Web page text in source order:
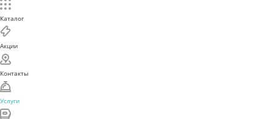
Каталог
Акции
Контакты
Услуги